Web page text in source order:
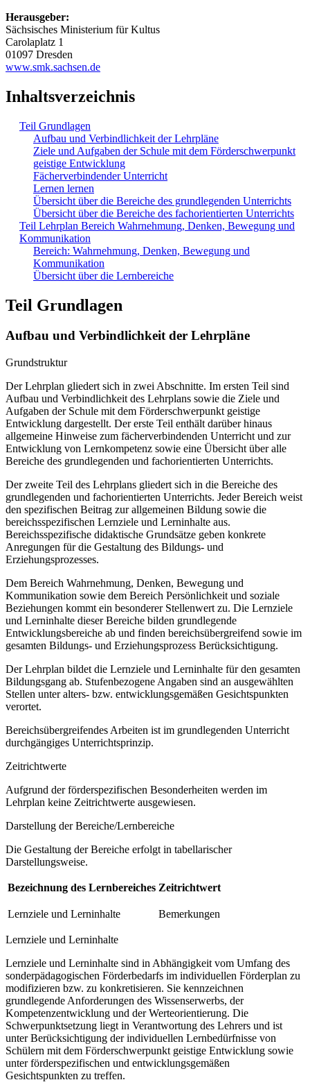
Herausgeber:
Sächsisches Ministerium für Kultus
Carolaplatz 1
01097 Dresden
www.smk.sachsen.de
Inhaltsverzeichnis
Teil Grundlagen
Aufbau und Verbindlichkeit der Lehrpläne
Ziele und Aufgaben der Schule mit dem Förderschwerpunkt
geistige Entwicklung
Fächerverbindender Unterricht
Lernen lernen
Übersicht über die Bereiche des grundlegenden Unterrichts
Übersicht über die Bereiche des fachorientierten Unterrichts
Teil Lehrplan Bereich Wahrnehmung, Denken, Bewegung und
Kommunikation
Bereich: Wahrnehmung, Denken, Bewegung und
Kommunikation
Übersicht über die Lernbereiche
Teil Grundlagen
Aufbau und Verbindlichkeit der Lehrpläne
Grundstruktur
Der Lehrplan gliedert sich in zwei Abschnitte. Im ersten Teil sind
Aufbau und Verbindlichkeit des Lehrplans sowie die Ziele und
Aufgaben der Schule mit dem Förderschwerpunkt geistige
Entwicklung dargestellt. Der erste Teil enthält darüber hinaus
allgemeine Hinweise zum fächerverbindenden Unterricht und zur
Entwicklung von Lernkompetenz sowie eine Übersicht über alle
Bereiche des grundlegenden und fachorientierten Unterrichts.
Der zweite Teil des Lehrplans gliedert sich in die Bereiche des
grundlegenden und fachorientierten Unterrichts. Jeder Bereich weist
den spezifischen Beitrag zur allgemeinen Bildung sowie die
bereichsspezifischen Lernziele und Lerninhalte aus.
Bereichsspezifische didaktische Grundsätze geben konkrete
Anregungen für die Gestaltung des Bildungs- und
Erziehungsprozesses.
Dem Bereich Wahrnehmung, Denken, Bewegung und
Kommunikation sowie dem Bereich Persönlichkeit und soziale
Beziehungen kommt ein besonderer Stellenwert zu. Die Lernziele
und Lerninhalte dieser Bereiche bilden grundlegende
Entwicklungsbereiche ab und finden bereichsübergreifend sowie im
gesamten Bildungs- und Erziehungsprozess Berücksichtigung.
Der Lehrplan bildet die Lernziele und Lerninhalte für den gesamten
Bildungsgang ab. Stufenbezogene Angaben sind an ausgewählten
Stellen unter alters- bzw. entwicklungsgemäßen Gesichtspunkten
verortet.
Bereichsübergreifendes Arbeiten ist im grundlegenden Unterricht
durchgängiges Unterrichtsprinzip.
Zeitrichtwerte
Aufgrund der förderspezifischen Besonderheiten werden im
Lehrplan keine Zeitrichtwerte ausgewiesen.
Darstellung der Bereiche/Lernbereiche
Die Gestaltung der Bereiche erfolgt in tabellarischer
Darstellungsweise.
Bezeichnung des Lernbereiches Zeitrichtwert
Lernziele und Lerninhalte Bemerkungen
Lernziele und Lerninhalte
Lernziele und Lerninhalte sind in Abhängigkeit vom Umfang des
sonderpädagogischen Förderbedarfs im individuellen Förderplan zu
modifizieren bzw. zu konkretisieren. Sie kennzeichnen
grundlegende Anforderungen des Wissenserwerbs, der
Kompetenzentwicklung und der Werteorientierung. Die
Schwerpunktsetzung liegt in Verantwortung des Lehrers und ist
unter Berücksichtigung der individuellen Lernbedürfnisse von
Schülern mit dem Förderschwerpunkt geistige Entwicklung sowie
unter förderspezifischen und entwicklungsgemäßen
Gesichtspunkten zu treffen.